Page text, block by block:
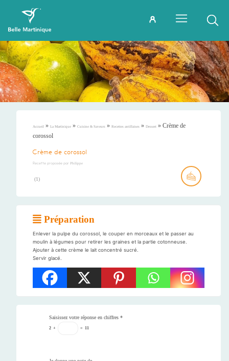
Accueil » La Martinique » Cuisine & Saveurs » Recettes antillaises » Dessert » Crème de
corossol
Crème de corossol
Recette proposée par Philippe
(1)
Préparation
Enlever la pulpe du corossol, le couper en morceaux et le passer au
moulin à légumes pour retirer les graines et la partie cotonneuse.
Ajouter à cette crème le lait concentré sucré.
Servir glacé.
Saisissez votre réponse en chiffres *
2 + = 11